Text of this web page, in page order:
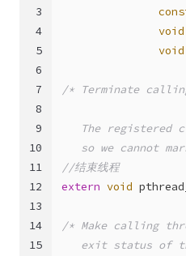
3
4
5
6
7
8
9
10
11
12
13
14
15
void
void
/* Terminate
The registered
so we cannot
//结束线程
extern void
/* Make calling
exit status of